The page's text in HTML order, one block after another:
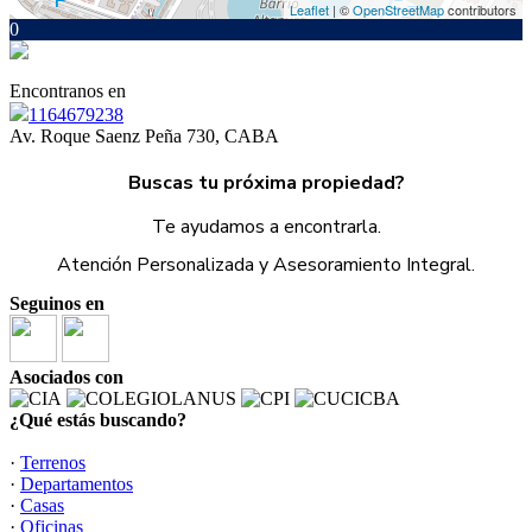
Leaflet | ©OpenStreetMapcontributors
0
Encontranos en
1164679238
Av. Roque Saenz Peña 730, CABA
Buscas tu próxima propiedad?
Te ayudamos a encontrarla.
Atención Personalizada y Asesoramiento Integral.
Seguinos en
Asociados con
¿Qué estás buscando?
· Terrenos
· Departamentos
· Casas
· Oficinas